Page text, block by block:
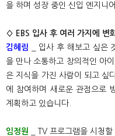
을 하며 성장 중인 신입 엔지니
◊ EBS 입사 후 여러 가지에 변
김혜림 _ 입사 후 해보고 싶은
을 만나 소통하고 창의적인 아
은 지식을 가진 사람이 되고 싶
에 참여하며 새로운 관점으로
계획하고 있습니다.
임정원 _ TV 프로그램을 시청